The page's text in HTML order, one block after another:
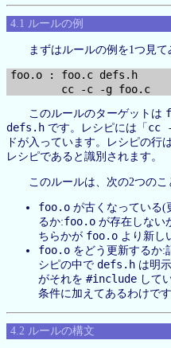
4.1 ルールの例
まずはルールの例を1つ見て
foo.o : foo.c defs.h       #
このルールのターゲットは
defs.h です。レシピには「 cc
ドが入っています。レシピの行
レシピであると識別されます。
このルールは、次の2つのこ
foo.o が古くなっている(
るか:foo.o が存在しない
ちらかが foo.o より新し
foo.o をどう更新するか:
シピの中で defs.h は明
がそれを #include して
条件に加えてあるわけです
4.2 ルールの構文